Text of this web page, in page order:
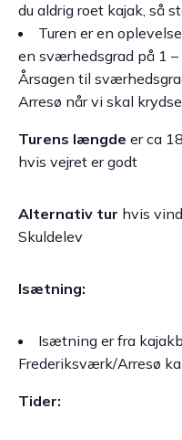
du aldrig roet kajak, så
Turen er en
en sværhedsgrad på 1
Årsagen til
Arresø når vi skal
Turens længde er ca
hvis vejret er godt
Alternativ tur hvis
Skuldelev
Isætning:
Isætning er fra
Frederiksværk/Arresø
Tider: